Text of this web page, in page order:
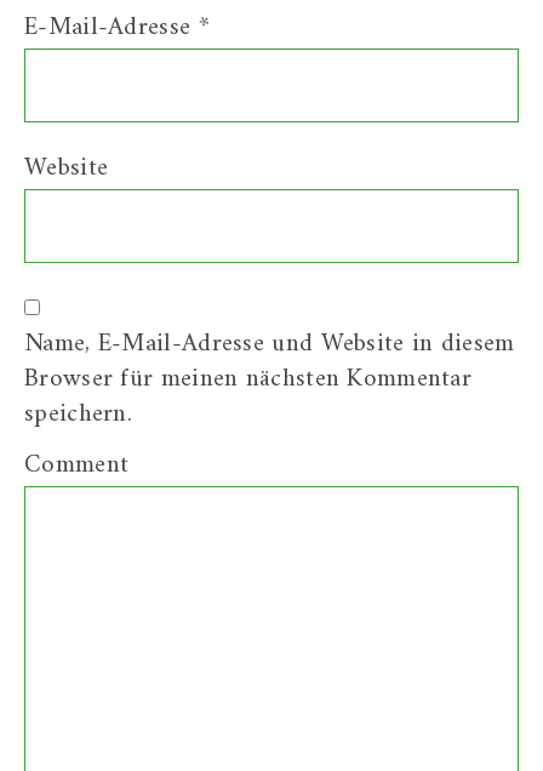
E-Mail-Adresse *
Website
Name, E-Mail-Adresse und Website in diesem
Browser für meinen nächsten Kommentar
speichern.
Comment